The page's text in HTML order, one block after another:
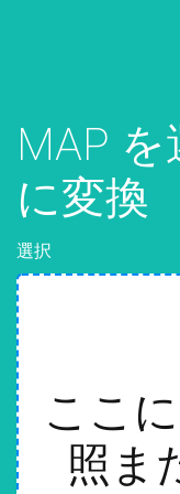
MAP
に変換
選択
ここ
照ま